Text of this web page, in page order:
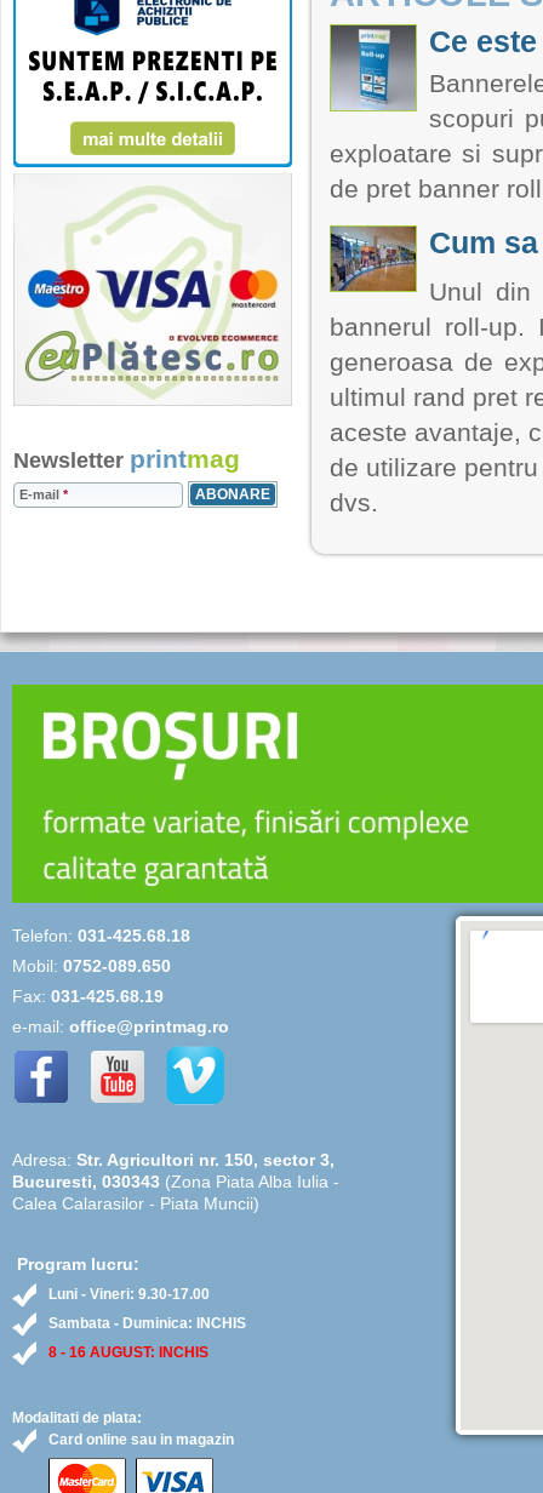
Newsletter printmag
E-mail *
Ce
scopuri
exploatare si
de pret banner
Cum
Unul din
bannerul roll-
generoasa de
ultimul rand pret
aceste avantaje,
de utilizare
dvs.
Telefon: 031-425.68.18
Mobil: 0752-089.650
Fax: 031-425.68.19
e-mail: office@printmag.ro
Adresa: Str. Agricultori nr. 150, sector 3,
Bucuresti, 030343 (Zona Piata Alba Iulia -
Calea Calarasilor - Piata Muncii)
Program lucru:
Luni - Vineri: 9.30-17.00
Sambata - Duminica: INCHIS
8 - 16 AUGUST: INCHIS
Modalitati de plata:
Card online sau in magazin